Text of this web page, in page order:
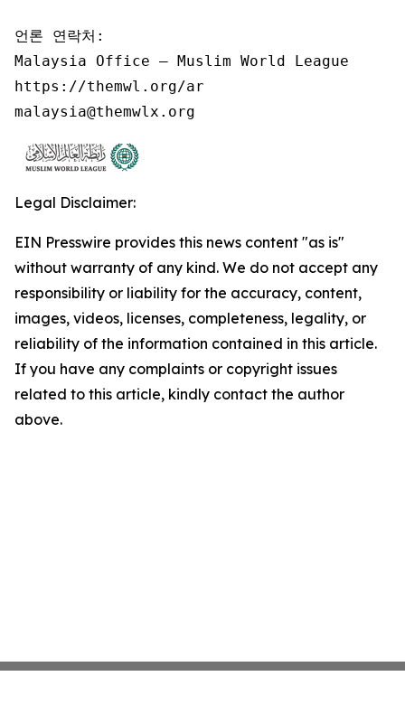
언론 연락처:
Malaysia Office – Muslim World League
https://themwl.org/ar
malaysia@themwlx.org
Legal Disclaimer:
EIN Presswire provides this news content "as is"
without warranty of any kind. We do not accept any
responsibility or liability for the accuracy, content,
images, videos, licenses, completeness, legality, or
reliability of the information contained in this article.
If you have any complaints or copyright issues
related to this article, kindly contact the author
above.